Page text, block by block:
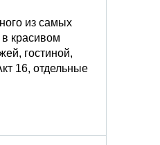
из самых
красивом
гостиной,
16, отдельные